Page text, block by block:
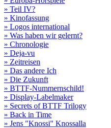
» Teil IV?
» Kinofassung
» Logos international
» Was haben wir gelernt?
» Chronologie
» Deja-vu
» Zeitreisen
» Das andere Ich
» Die Zukunft
» BTTF-Nummernschild!
» Display-Labelmaker
» Secrets of BTTF Trilogy
» Back in Time
» Jens "Knossi" Knossalla